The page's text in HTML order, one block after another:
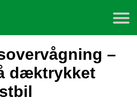
–
dæktrykket